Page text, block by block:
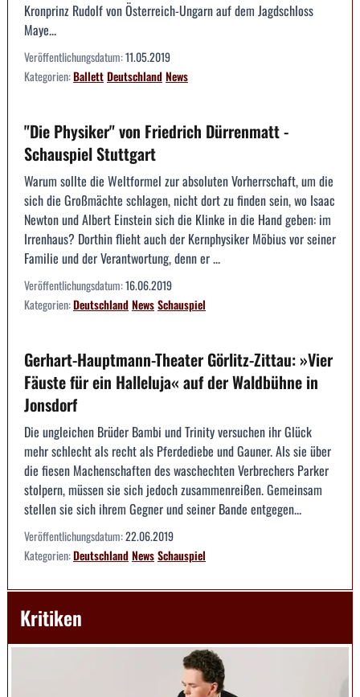
Kronprinz Rudolf von Österreich-Ungarn auf dem Jagdschloss
Maye...
Veröffentlichungsdatum:11.05.2019
Kategorien:BallettDeutschlandNews
"Die Physiker" von Friedrich Dürrenmatt -
Schauspiel Stuttgart
Warum sollte die Weltformel zur absoluten Vorherrschaft, um die
sich die Großmächte schlagen, nicht dort zu finden sein, wo Isaac
Newton und Albert Einstein sich die Klinke in die Hand geben: im
Irrenhaus? Dorthin flieht auch der Kernphysiker Möbius vor seiner
Familie und der Verantwortung, denn er ...
Veröffentlichungsdatum:16.06.2019
Kategorien:DeutschlandNewsSchauspiel
Gerhart-Hauptmann-Theater Görlitz-Zittau: »Vier
Fäuste für ein Halleluja« auf der Waldbühne in
Jonsdorf
Die ungleichen Brüder Bambi und Trinity versuchen ihr Glück
mehr schlecht als recht als Pferdediebe und Gauner. Als sie über
die fiesen Machenschaften des waschechten Verbrechers Parker
stolpern, müssen sie sich jedoch zusammenreißen. Gemeinsam
stellen sie sich ihrem Gegner und seiner Bande entgegen...
Veröffentlichungsdatum:22.06.2019
Kategorien:DeutschlandNewsSchauspiel
Kritiken